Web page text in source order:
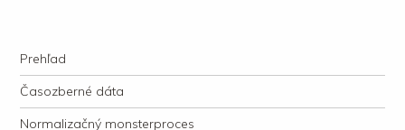
justície
Navigation
Skip to content
Prehľad
Časozberné dáta
Normalizačný monsterproces